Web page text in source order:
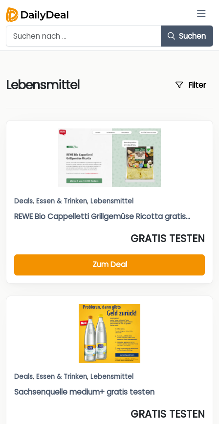
Suchen
Lebensmittel Filter
Deals, Essen & Trinken, Lebensmittel
REWE Bio Cappelletti Grillgemüse Ricotta gratis...
GRATIS TESTEN
Zum Deal
Deals, Essen & Trinken, Lebensmittel
Sachsenquelle medium+ gratis testen
GRATIS TESTEN